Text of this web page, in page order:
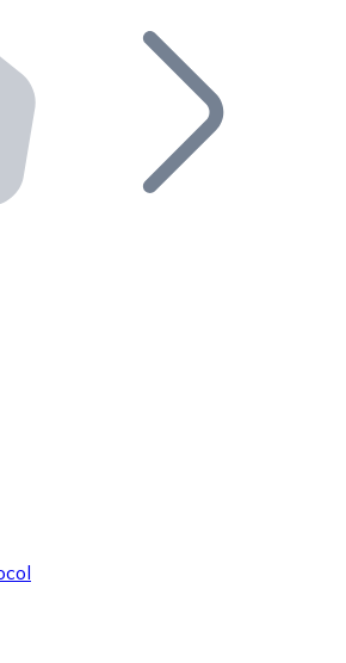
Bitnovo
Bitnovo dans votre entreprise et
dans votre écosystème.
réseau de distributeurs et
de votre projet à notre service